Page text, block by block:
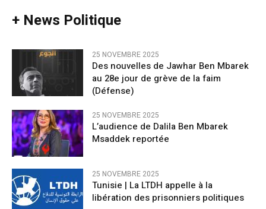
+ News Politique
25 NOVEMBRE 2025
Des nouvelles de Jawhar Ben Mbarek
au 28e jour de grève de la faim
(Défense)
25 NOVEMBRE 2025
L’audience de Dalila Ben Mbarek
Msaddek reportée
25 NOVEMBRE 2025
Tunisie | La LTDH appelle à la
libération des prisonniers politiques